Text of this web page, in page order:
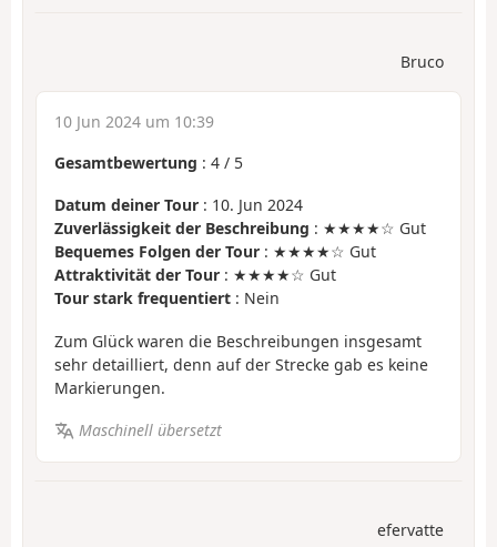
Bruco
10 Jun 2024 um 10:39
Gesamtbewertung : 4 / 5
Datum deiner Tour : 10. Jun 2024
Zuverlässigkeit der Beschreibung : ★★★★☆ Gut
Bequemes Folgen der Tour : ★★★★☆ Gut
Attraktivität der Tour : ★★★★☆ Gut
Tour stark frequentiert : Nein
Zum Glück waren die Beschreibungen insgesamt
sehr detailliert, denn auf der Strecke gab es keine
Markierungen.
Maschinell übersetzt
efervatte